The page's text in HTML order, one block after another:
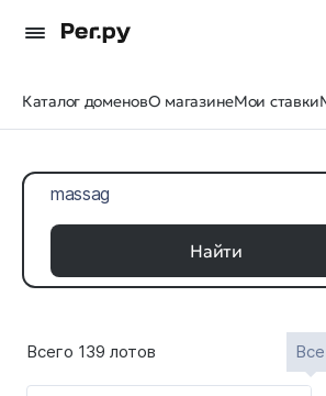
Каталог доменовО магазинеМои ставки
Найти
Доменные
Дата регистрации
Всего 139 лотов Все